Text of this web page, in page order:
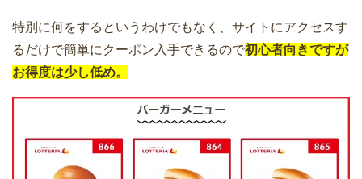
特別に何をするというわけでもなく、サイトにアクセスす
るだけで簡単にクーポン入手できるので初心者向きですが
お得度は少し低め。